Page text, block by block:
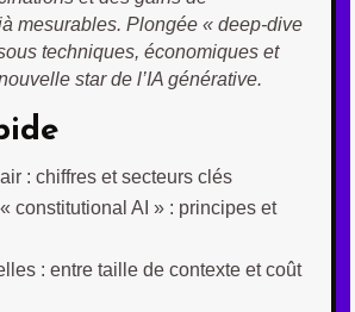
mesurables. Plongée « deep-dive
techniques, économiques et
star de l’IA générative.
: chiffres et secteurs clés
constitutional AI » : principes et
: entre taille de contexte et coût